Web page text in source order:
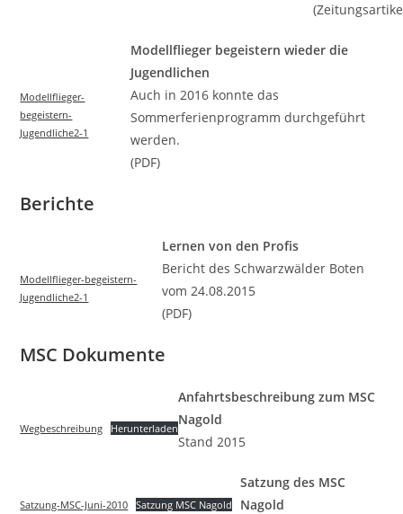
Modellflieger-
begeistern-
Jugendliche2-1
Modellflieger begeistern wieder die
Jugendlichen
Auch in 2016 konnte das
Sommerferienprogramm durchgeführt
werden.
(PDF)
Berichte
Modellflieger-begeistern-
Jugendliche2-1
Lernen von den Profis
Bericht des Schwarzwälder Boten
vom 24.08.2015
(PDF)
MSC Dokumente
Wegbeschreibung Herunterladen
Anfahrtsbeschreibung zum MSC
Nagold
Stand 2015
Satzung-MSC-Juni-2010 Satzung MSC Nagold
Satzung des MSC
Nagold